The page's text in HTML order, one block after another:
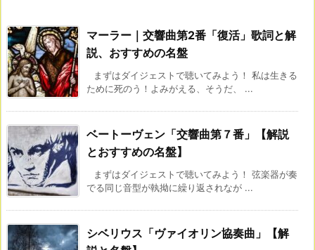
マーラー｜交響曲第2番「復活」歌詞と解
説、おすすめの名盤
まずはダイジェストで聴いてみよう！ 私は生きる
ために死のう！よみがえる、そうだ、 ...
ベートーヴェン「交響曲第７番」【解説
とおすすめの名盤】
まずはダイジェストで聴いてみよう！ 弦楽器が奏
でる同じ音型が執拗に繰り返されなが ...
シベリウス「ヴァイオリン協奏曲」【解